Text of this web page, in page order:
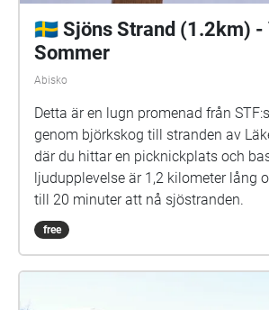
🇸🇪 Sjöns Strand (1.2km)
Sommer
Abisko
Detta är en lugn promenad från
genom björkskog till stranden av
där du hittar en picknickplats och
ljudupplevelse är 1,2 kilometer lång
till 20 minuter att nå sjöstranden.
free